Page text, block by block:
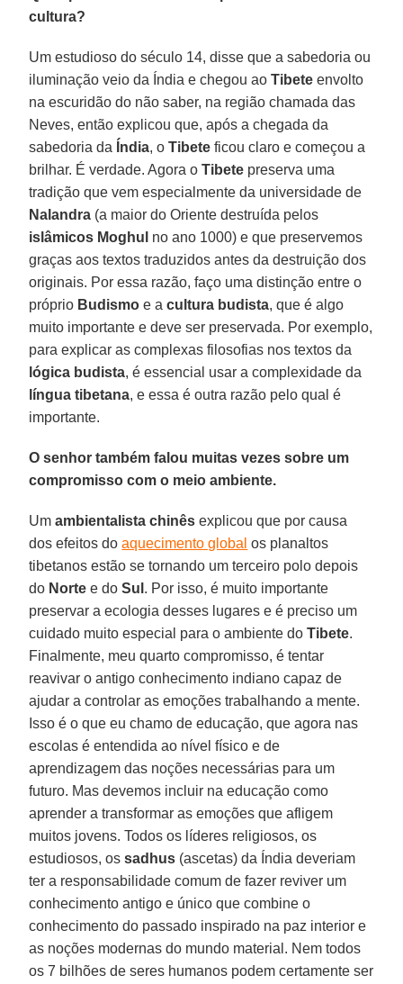
cultura?
Um estudioso do século 14, disse que a sabedoria ou
iluminação veio da Índia e chegou aoTibete envolto
na escuridão do não saber, na região chamada das
Neves, então explicou que, após a chegada da
sabedoria da Índia, oTibete ficou claro e começou a
brilhar. É verdade. Agora oTibete preserva uma
tradição que vem especialmente da universidade de
Nalandra (a maior do Oriente destruída pelos
islâmicos Moghul no ano 1000) e que preservemos
graças aos textos traduzidos antes da destruição dos
originais. Por essa razão, faço uma distinção entre o
próprio Budismo e acultura budista, que é algo
muito importante e deve ser preservada. Por exemplo,
para explicar as complexas filosofias nos textos da
lógica budista, é essencial usar a complexidade da
língua tibetana, e essa é outra razão pelo qual é
importante.
O senhor também falou muitas vezes sobre um
compromisso com o meio ambiente.
Umambientalista chinês explicou que por causa
dos efeitos doaquecimento global os planaltos
tibetanos estão se tornando um terceiro polo depois
do Norte e doSul . Por isso, é muito importante
preservar a ecologia desses lugares e é preciso um
cuidado muito especial para o ambiente doTibete.
Finalmente, meu quarto compromisso, é tentar
reavivar o antigo conhecimento indiano capaz de
ajudar a controlar as emoções trabalhando a mente.
Isso é o que eu chamo de educação, que agora nas
escolas é entendida ao nível físico e de
aprendizagem das noções necessárias para um
futuro. Mas devemos incluir na educação como
aprender a transformar as emoções que afligem
muitos jovens. Todos os líderes religiosos, os
estudiosos, ossadhus (ascetas) da Índia deveriam
ter a responsabilidade comum de fazer reviver um
conhecimento antigo e único que combine o
conhecimento do passado inspirado na paz interior e
as noções modernas do mundo material. Nem todos
os 7 bilhões de seres humanos podem certamente ser